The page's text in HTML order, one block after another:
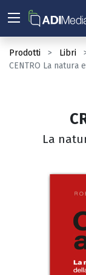
Prodotti Libri
CENTRO La
La